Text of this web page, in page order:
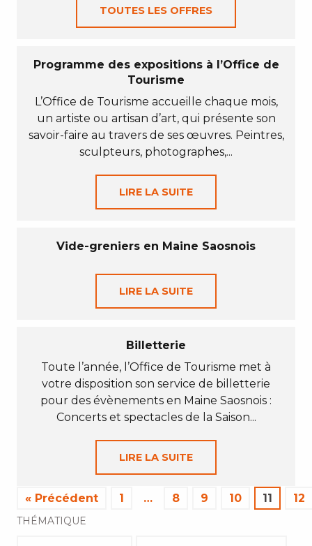
TOUTES LES OFFRES
Programme des expositions à l’Office de
Tourisme
L’Office de Tourisme accueille chaque mois,
un artiste ou artisan d’art, qui présente son
savoir-faire au travers de ses œuvres. Peintres,
sculpteurs, photographes,...
LIRE LA SUITE
Vide-greniers en Maine Saosnois
LIRE LA SUITE
Billetterie
Toute l’année, l’Office de Tourisme met à
votre disposition son service de billetterie
pour des évènements en Maine Saosnois :
Concerts et spectacles de la Saison...
LIRE LA SUITE
« Précédent 1 … 8 9 10 11 12
THÉMATIQUE